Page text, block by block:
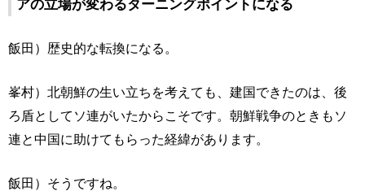
アの立場が変わるターニングポイントになる
飯田）歴史的な転換になる。
峯村）北朝鮮の生い立ちを考えても、建国できたのは、後
ろ盾としてソ連がいたからこそです。朝鮮戦争のときもソ
連と中国に助けてもらった経緯があります。
飯田）そうですね。